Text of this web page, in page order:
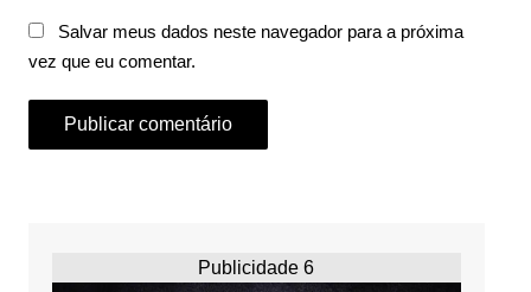
Salvar meus dados neste navegador para a próxima
vez que eu comentar.
Publicidade 6